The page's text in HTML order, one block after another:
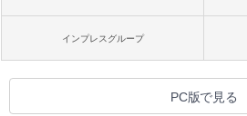
インプレスグループ
PC版で見る